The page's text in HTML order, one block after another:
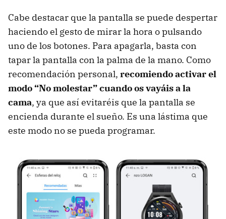
Cabe destacar que la pantalla se puede despertar
haciendo el gesto de mirar la hora o pulsando
uno de los botones. Para apagarla, basta con
tapar la pantalla con la palma de la mano. Como
recomendación personal, recomiendo activar el
modo “No molestar” cuando os vayáis a la
cama, ya que así evitaréis que la pantalla se
encienda durante el sueño. Es una lástima que
este modo no se pueda programar.